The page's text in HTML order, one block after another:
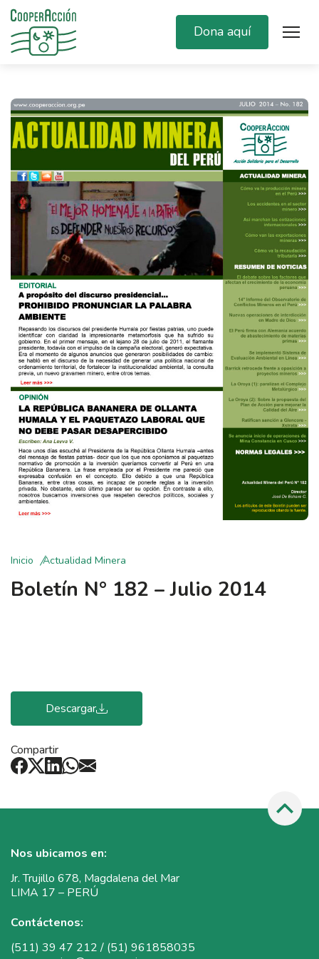
Dona aquí
Inicio Actualidad Minera
Boletín N° 182 – Julio 2014
Descargar
Compartir
Nos ubicamos en:
Jr. Trujillo 678, Magdalena del Mar
LIMA 17 – PERÚ
Contáctenos:
(511) 39 47 212 / (51) 961858035